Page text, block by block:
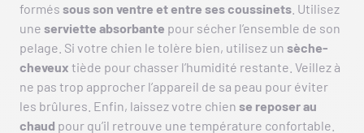
formés sous son ventre et entre ses coussinets . Utilisez
une serviette absorbante pour sécher l’ensemble de son
pelage. Si votre chien le tolère bien, utilisez un sèche-
cheveux tiède pour chasser l’humidité restante. Veillez à
ne pas trop approcher l’appareil de sa peau pour éviter
les brûlures. Enfin, laissez votre chien se reposer au
chaud pour qu’il retrouve une température confortable.